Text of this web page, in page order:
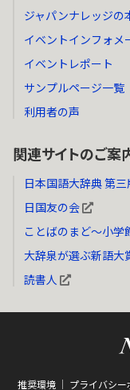
ジャパンナレッジの
イベントインフォメ
イベントレポート
サンプルページ一覧
利用者の声
関連サイトのご案
日本国語大辞典 第三
日国友の会
ことばのまど～小学
大辞泉が選ぶ新語大
読書人
推奨環境 プライバシー